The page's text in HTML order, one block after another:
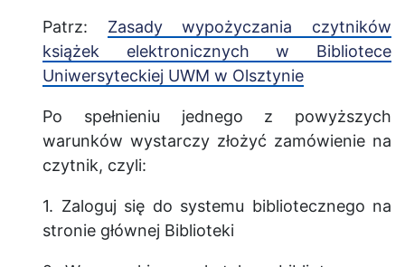
Patrz: Zasady wypożyczania czytników
książek elektronicznych w Bibliotece
Uniwersyteckiej UWM w Olsztynie
Po spełnieniu jednego z powyższych
warunków wystarczy złożyć zamówienie na
czytnik, czyli:
1. Zaloguj się do systemu bibliotecznego na
stronie głównej Biblioteki